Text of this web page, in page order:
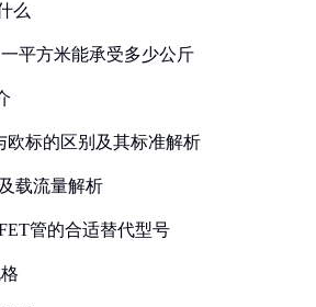
么
平方米能承受多少公斤
欧标的区别及其标准解析
载流量解析
管的合适替代型号